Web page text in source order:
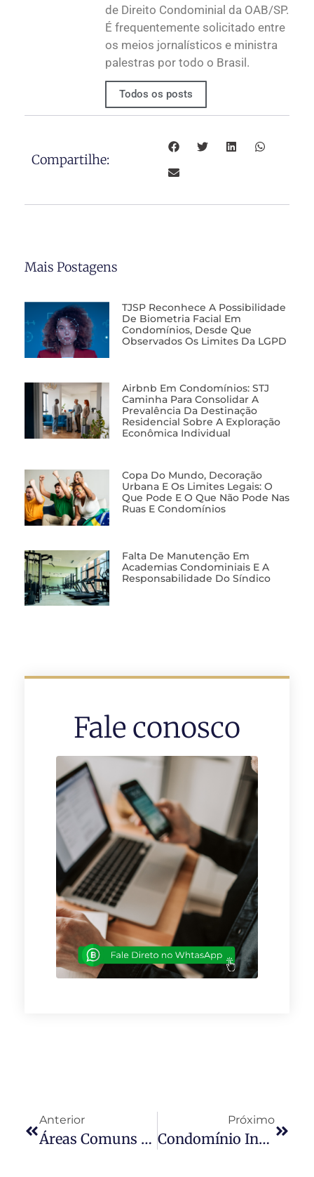
de Direito Condominial da OAB/SP.
É frequentemente solicitado entre
os meios jornalísticos e ministra
palestras por todo o Brasil.
Todos os posts
Compartilhe:
Mais Postagens
TJSP Reconhece A Possibilidade
De Biometria Facial Em
Condomínios, Desde Que
Observados Os Limites Da LGPD
Airbnb Em Condomínios: STJ
Caminha Para Consolidar A
Prevalência Da Destinação
Residencial Sobre A Exploração
Econômica Individual
Copa Do Mundo, Decoração
Urbana E Os Limites Legais: O
Que Pode E O Que Não Pode Nas
Ruas E Condomínios
Falta De Manutenção Em
Academias Condominiais E A
Responsabilidade Do Síndico
Fale conosco
Anterior
Áreas Comuns De Condomínio Viram Polêmica Durante A Quarentena
Próximo
Condomínio Inova Na Celebração Da Festa Junina